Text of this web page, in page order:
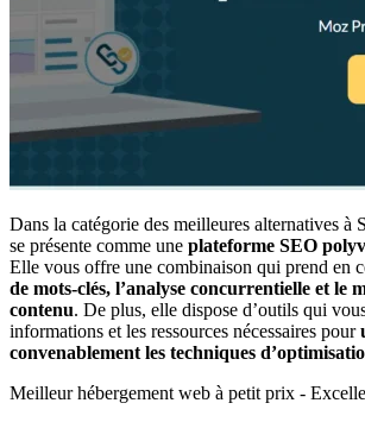
Dans la catégorie des meilleures alternatives à
se présente comme une plateforme SEO
Elle vous offre une combinaison qui prend en
de mots-clés, l’analyse concurrentielle et le
contenu. De plus, elle dispose d’outils qui
informations et les ressources nécessaires pour
convenablement les techniques
Meilleur hébergement web à petit prix -